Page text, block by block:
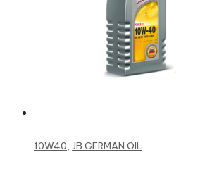
10W40, JB GERMAN OIL